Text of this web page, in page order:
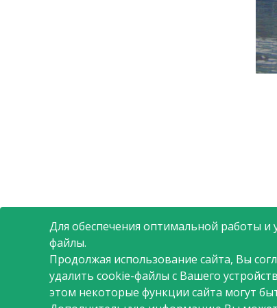
Для обеспечения оптимальной работы и
файлы.
Продолжая использование сайта, Вы
удалить cookie-файлы с Вашего
этом некоторые функции сайта могут
компании, между
сотрудниками, в том
стратегических
финансовых